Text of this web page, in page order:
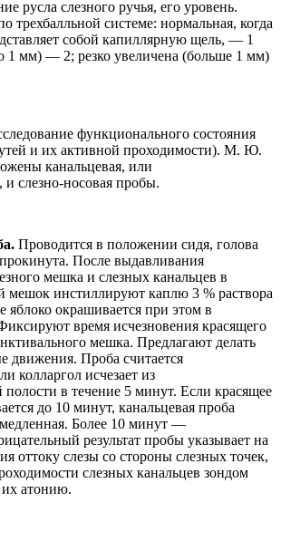
русла слезного ручья, его уровень.
трехбалльной системе: нормальная, когда
собой капиллярную щель, — 1
1 мм) — 2; резко увеличена (больше 1 мм)
функционального состояния
и их активной проходимости). М. Ю.
канальцевая, или
и слезно-носовая пробы.
Проводится в положении сидя, голова
После выдавливания
мешка и слезных канальцев в
мешок инстиллируют каплю 3 % раствора
яблоко окрашивается при этом в
время исчезновения красящего
мешка. Предлагают делать
движения. Проба считается
колларгол исчезает из
в течение 5 минут. Если красящее
до 10 минут, канальцевая проба
Более 10 минут —
результат пробы указывает на
оттоку слезы со стороны слезных точек,
слезных канальцев зондом
атонию.